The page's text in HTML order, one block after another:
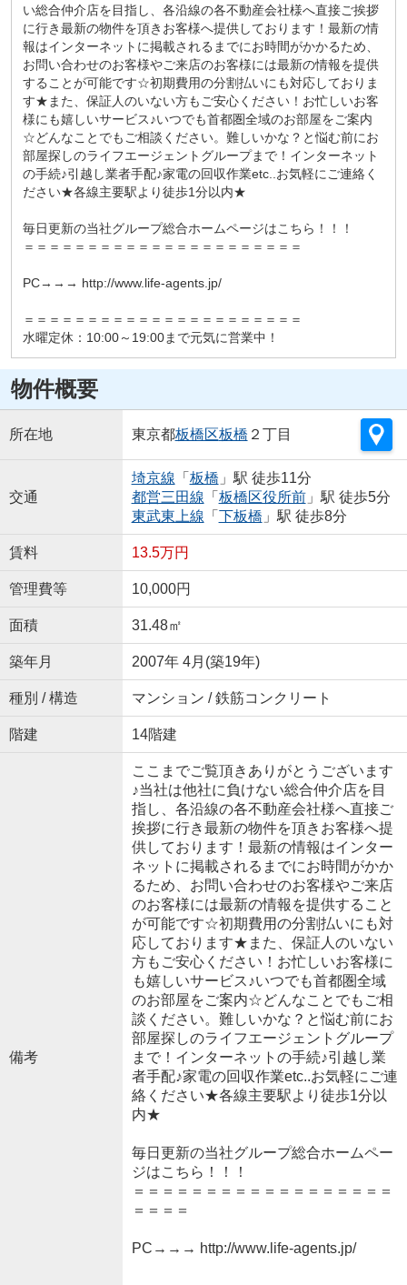
い総合仲介店を目指し、各沿線の各不動産会社様へ直接ご挨拶
に行き最新の物件を頂きお客様へ提供しております！最新の情
報はインターネットに掲載されるまでにお時間がかかるため、
お問い合わせのお客様やご来店のお客様には最新の情報を提供
することが可能です☆初期費用の分割払いにも対応しておりま
す★また、保証人のいない方もご安心ください！お忙しいお客
様にも嬉しいサービス♪いつでも首都圏全域のお部屋をご案内
☆どんなことでもご相談ください。難しいかな？と悩む前にお
部屋探しのライフエージェントグループまで！インターネット
の手続♪引越し業者手配♪家電の回収作業etc..お気軽にご連絡く
ださい★各線主要駅より徒歩1分以内★
毎日更新の当社グループ総合ホームページはこちら！！！
＝＝＝＝＝＝＝＝＝＝＝＝＝＝＝＝＝＝＝＝＝＝
PC→→→ http://www.life-agents.jp/
＝＝＝＝＝＝＝＝＝＝＝＝＝＝＝＝＝＝＝＝＝＝
水曜定休：10:00～19:00まで元気に営業中！
物件概要
所在地 東京都板橋区板橋 ２丁目
交通
埼京線 「 板橋 」駅 徒歩11分
都営三田線 「 板橋区役所前」駅 徒歩5分
東武東上線 「 下板橋 」駅 徒歩8分
賃料 13.5万円
管理費等 10,000円
面積 31.48㎡
築年月 2007年 4月(築19年)
種別 / 構造 マンション / 鉄筋コンクリート
階建 14階建
備考
ここまでご覧頂きありがとうございます
♪当社は他社に負けない総合仲介店を目
指し、各沿線の各不動産会社様へ直接ご
挨拶に行き最新の物件を頂きお客様へ提
供しております！最新の情報はインター
ネットに掲載されるまでにお時間がかか
るため、お問い合わせのお客様やご来店
のお客様には最新の情報を提供すること
が可能です☆初期費用の分割払いにも対
応しております★また、保証人のいない
方もご安心ください！お忙しいお客様に
も嬉しいサービス♪いつでも首都圏全域
のお部屋をご案内☆どんなことでもご相
談ください。難しいかな？と悩む前にお
部屋探しのライフエージェントグループ
まで！インターネットの手続♪引越し業
者手配♪家電の回収作業etc..お気軽にご連
絡ください★各線主要駅より徒歩1分以
内★
毎日更新の当社グループ総合ホームペー
ジはこちら！！！
＝＝＝＝＝＝＝＝＝＝＝＝＝＝＝＝＝＝
＝＝＝＝
PC→→→ http://www.life-agents.jp/